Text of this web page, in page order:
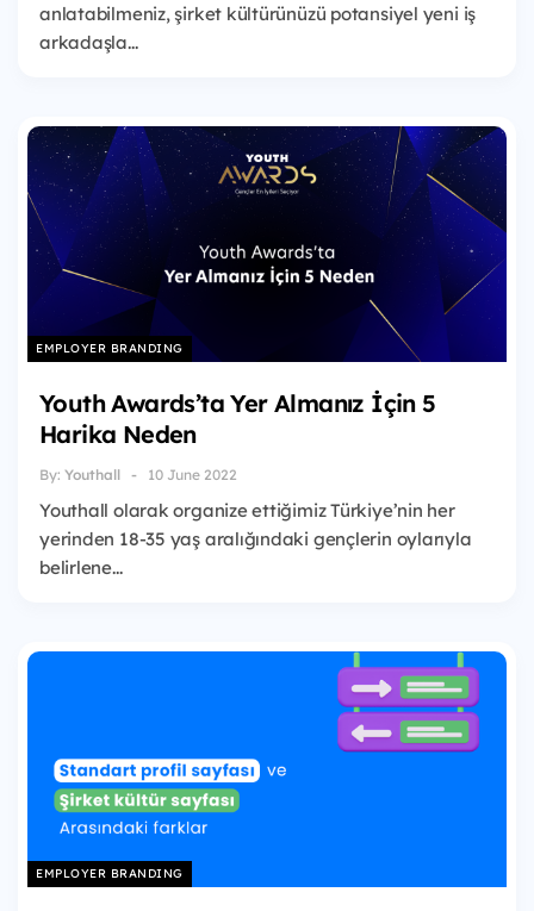
anlatabilmeniz, şirket kültürünüzü potansiyel yeni iş
arkadaşla...
EMPLOYER BRANDING
Youth Awards’ta Yer Almanız İçin 5
Harika Neden
By: Youthall 10 June 2022
Youthall olarak organize ettiğimiz Türkiye’nin her
yerinden 18-35 yaş aralığındaki gençlerin oylarıyla
belirlene...
EMPLOYER BRANDING